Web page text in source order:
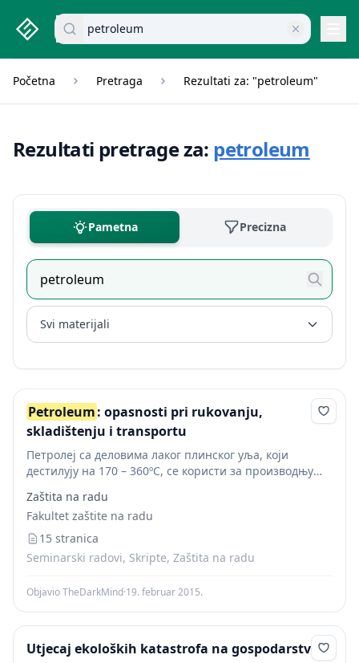
studenti.rs home page
Pretraži dokumente
Početna Pretraga Rezultati za: "petroleum"
Rezultati pretrage za: petroleum
Pametna Precizna
Svi materijali
Petroleum: opasnosti pri rukovanju,
skladištenju i transportu
Петролеј са деловима лаког плинског уља, који
дестилују на 170 – 360ºC, се користи за производњу
мотора високог степена компресије. Важне...
Zaštita na radu
Fakultet zaštite na radu
15 stranica
Seminarski radovi, Skripte, Zaštita na radu
Objavio TheDarkMind·19. februar 2015.
Utjecaj ekoloških katastrofa na gospodarstvo